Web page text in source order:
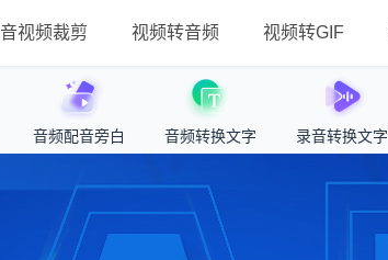
音视频裁剪 视频转音频 视频转GIF
音频配音旁白 音频转换文字 录音转换文字